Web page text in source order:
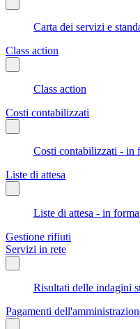
Carta dei servizi e
Class action
Class action
Costi contabilizzati
Costi contabilizzati - in
Liste di attesa
Liste di attesa - in
Gestione rifiuti
Servizi in rete
Risultati delle indagini
Pagamenti